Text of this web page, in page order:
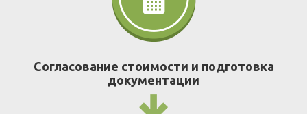
Согласование стоимости и подготовка
документации